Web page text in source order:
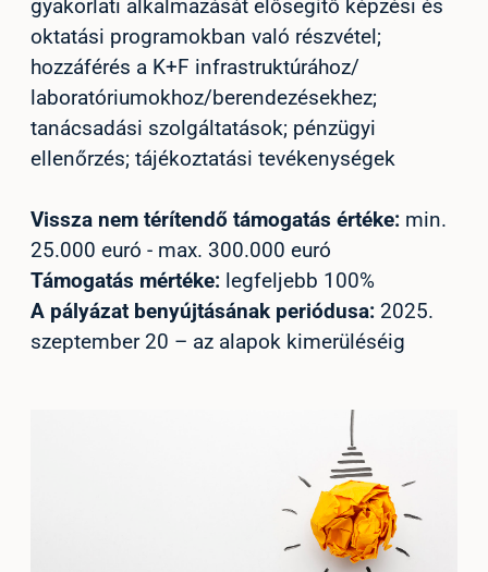
gyakorlati alkalmazását elősegítő képzési és
oktatási programokban való részvétel;
hozzáférés a K+F infrastruktúrához/
laboratóriumokhoz/berendezésekhez;
tanácsadási szolgáltatások; pénzügyi
ellenőrzés; tájékoztatási tevékenységek
Vissza nem térítendő támogatás értéke: min.
25.000 euró - max. 300.000 euró
Támogatás mértéke: legfeljebb 100%
A pályázat benyújtásának periódusa: 2025.
szeptember 20 – az alapok kimerüléséig